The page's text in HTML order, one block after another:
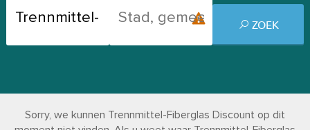
ZOEK
Sorry, we kunnen Trennmittel-Fiberglas Discount op dit